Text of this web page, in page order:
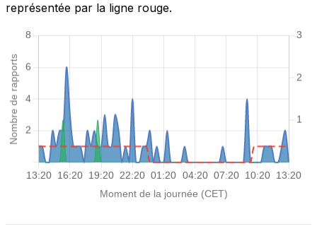
représentée par la ligne rouge.